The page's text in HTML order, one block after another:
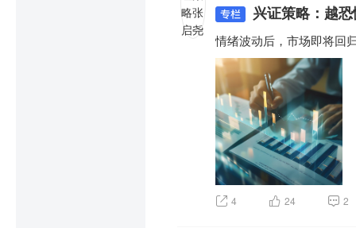
兴证策略：越
情绪波动后，市场即将回
4 24 2